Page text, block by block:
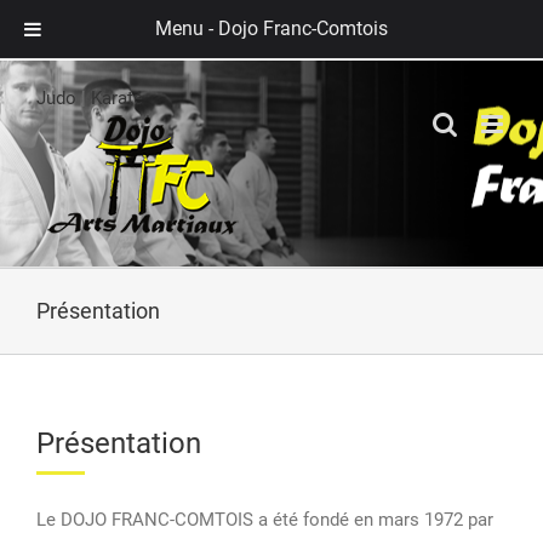
Skip
to
content
Judo | Karaté
Présentation
Présentation
Le DOJO FRANC-COMTOIS a été fondé en mars 1972 par
Menu - Dojo Franc-Comtois